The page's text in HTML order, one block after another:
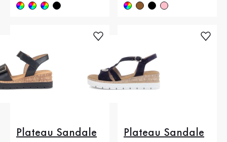
Plateau Sandale Plateau Sandale